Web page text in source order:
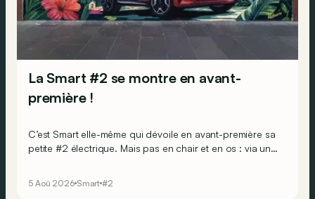
La Smart #2 se montre en avant-
première !
C’est Smart elle-même qui dévoile en avant-première sa
petite #2 électrique. Mais pas en chair et en os : via une
5 Aoû 2026 Smart #2